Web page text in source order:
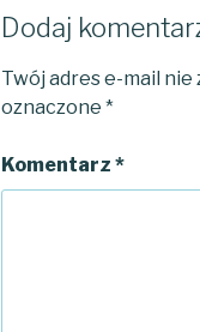
Dodaj
Twój adres e-mail
oznaczone *
Komentarz *